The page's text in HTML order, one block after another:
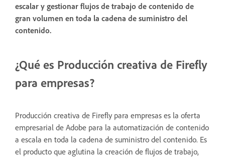
escalar y gestionar flujos de trabajo de contenido de
gran volumen en toda la cadena de suministro del
contenido.
¿Qué es Producción creativa de Firefly
para empresas?
Producción creativa de Firefly para empresas es la oferta
empresarial de Adobe para la automatización de contenido
a escala en toda la cadena de suministro del contenido. Es
el producto que aglutina la creación de flujos de trabajo,